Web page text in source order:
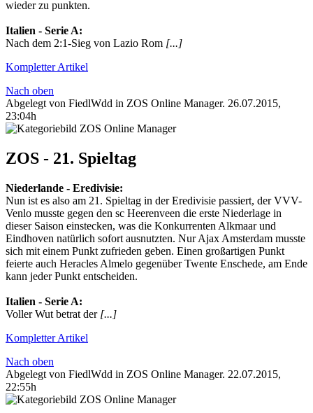
wieder zu punkten.
Italien‬ - ‪Serie A‬:
Nach dem 2:1-Sieg von Lazio Rom [...]
Kompletter Artikel
Nach oben
Abgelegt von FiedlWdd in ZOS Online Manager. 26.07.2015,
23:04h
ZOS - 21. Spieltag
Niederlande‬ - ‪Eredivisie‬:
Nun ist es also am 21. Spieltag in der Eredivisie passiert, der VVV-
Venlo musste gegen den sc Heerenveen die erste Niederlage in
dieser Saison einstecken, was die Konkurrenten Alkmaar und
Eindhoven natürlich sofort ausnutzten. Nur Ajax Amsterdam musste
sich mit einem Punkt zufrieden geben. Einen großartigen Punkt
feierte auch Heracles Almelo gegenüber Twente Enschede, am Ende
kann jeder Punkt entscheiden.
Italien‬ - ‪Serie A‬:
Voller Wut betrat der [...]
Kompletter Artikel
Nach oben
Abgelegt von FiedlWdd in ZOS Online Manager. 22.07.2015,
22:55h